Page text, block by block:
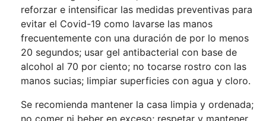
reforzar e intensificar las medidas preventivas para
evitar el Covid-19 como lavarse las manos
frecuentemente con una duración de por lo menos
20 segundos; usar gel antibacterial con base de
alcohol al 70 por ciento; no tocarse rostro con las
manos sucias; limpiar superficies con agua y cloro.
Se recomienda mantener la casa limpia y ordenada;
no comer ni beber en exceso; respetar y mantener